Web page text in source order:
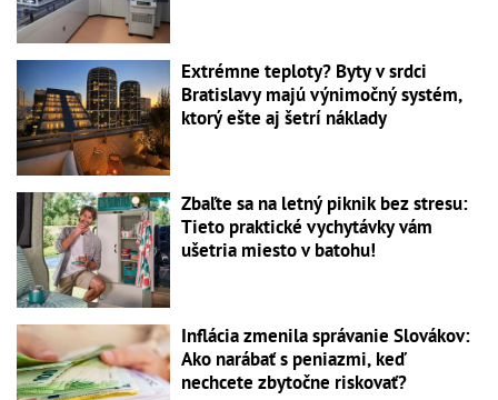
Extrémne teploty? Byty v srdci
Bratislavy majú výnimočný systém,
ktorý ešte aj šetrí náklady
Zbaľte sa na letný piknik bez stresu:
Tieto praktické vychytávky vám
ušetria miesto v batohu!
Inflácia zmenila správanie Slovákov:
Ako narábať s peniazmi, keď
nechcete zbytočne riskovať?